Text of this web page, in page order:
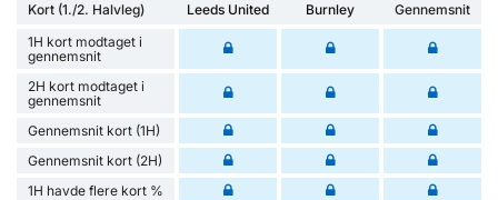
Kort (1./2. Halvleg) Leeds United Burnley
Gennemsnit
1H kort modtaget i
gennemsnit
2H kort modtaget i
gennemsnit
Gennemsnit kort (1H)
Gennemsnit kort (2H)
1H havde flere kort %